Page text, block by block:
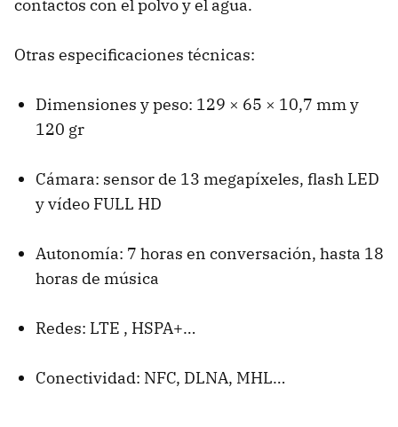
contactos con el polvo y el agua.
Otras especificaciones técnicas:
Dimensiones y peso: 129 × 65 × 10,7 mm y
120 gr
Cámara: sensor de 13 megapíxeles, flash LED
y vídeo FULL HD
Autonomía: 7 horas en conversación, hasta 18
horas de música
Redes: LTE , HSPA+…
Conectividad: NFC, DLNA, MHL…